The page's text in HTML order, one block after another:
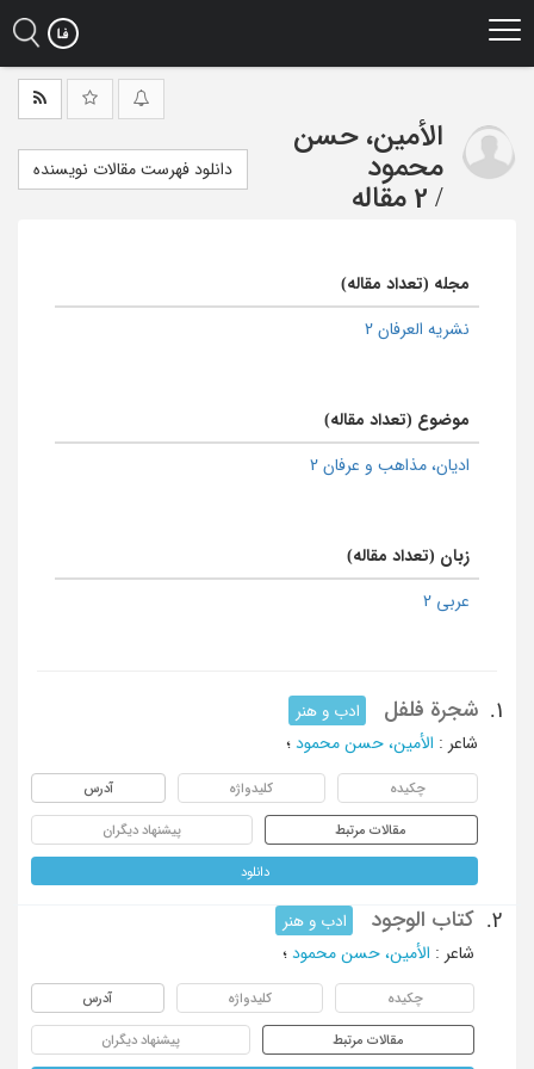
الأمین، حسن
محمود
/ 2 مقاله
دانلود فهرست مقالات نویسنده
مجله (تعداد مقاله)
نشریه العرفان 2
موضوع (تعداد مقاله)
ادیان، مذاهب و عرفان 2
زبان (تعداد مقاله)
عربی 2
1. شجرة فلفل
ادب و هنر
شاعر : الأمین، حسن محمود ؛
چکیده کلیدواژه آدرس
مقالات مرتبط پیشنهاد دیگران
دانلود
2. کتاب الوجود
ادب و هنر
شاعر : الأمین، حسن محمود ؛
چکیده کلیدواژه آدرس
مقالات مرتبط پیشنهاد دیگران